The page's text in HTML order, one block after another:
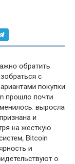
обратить
с
покупки
прошло почти
выросла
и
на жесткую
Bitcoin
и
о